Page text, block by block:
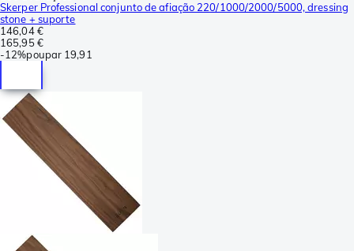
Skerper Professional conjunto de afiação 220/1000/2000/5000, dressing
stone + suporte
146,04 €
165,95 €
-12%poupar 19,91